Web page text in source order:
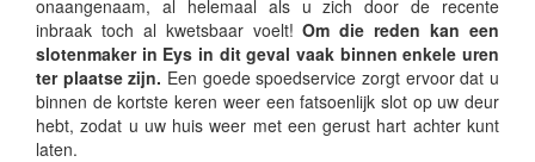
onaangenaam, al helemaal als u zich door de recente
inbraak toch al kwetsbaar voelt! Om die reden kan een
slotenmaker in Eys in dit geval vaak binnen enkele uren
ter plaatse zijn. Een goede spoedservice zorgt ervoor dat u
binnen de kortste keren weer een fatsoenlijk slot op uw deur
hebt, zodat u uw huis weer met een gerust hart achter kunt
laten.